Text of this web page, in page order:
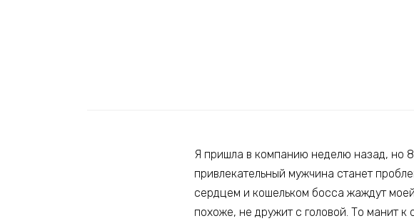
Я пришла в компанию неделю назад, но
привлекательный мужчина станет
сердцем и кошельком босса жаждут
похоже, не дружит с головой. То манит к